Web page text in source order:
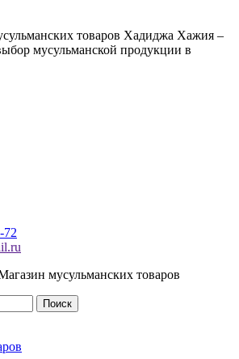
товаров Хадиджа Хажия –
мусульманской продукции в
72
мусульманских товаров
Поиск